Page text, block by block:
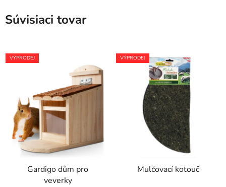
Súvisiaci tovar
VÝPRODEJ
Gardigo dům pro
veverky
VÝPRODEJ
Mulčovací kotouč